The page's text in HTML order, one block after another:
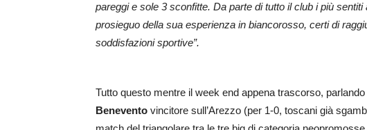
pareggi e sole 3 sconfitte. Da parte di tutto il club i più
prosieguo della sua esperienza in biancorosso, certi di
soddisfazioni sportive”.
Tutto questo mentre il week end appena trascorso, parlando
Benevento vincitore sull’Arezzo (per 1-0, toscani già